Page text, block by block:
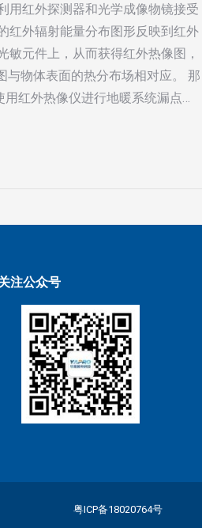
用红外探测器和光学成像物镜接受
红外辐射能量分布图形反映到红外
敏元件上，从而获得红外热像图，
与物体表面的热分布场相对应。 那
用红外热像仪进行地暖系统漏点…
注公众号
粤ICP备18020764号